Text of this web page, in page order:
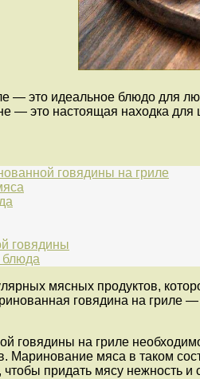
— это идеальное блюдо для
— это настоящая находка для
говядины на гриле
говядины
блюда
мясных продуктов,
говядина на гриле —
говядины на гриле
Маринование мяса в таком
придать мясу нежность и